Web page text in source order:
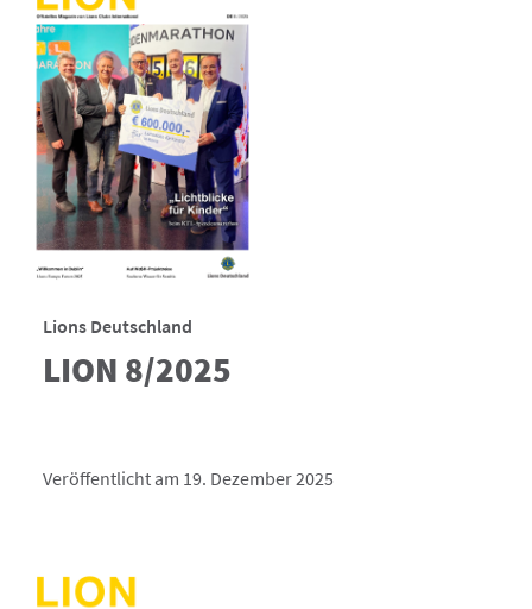
Lions Deutschland
LION 8/2025
Veröffentlicht am 19. Dezember 2025